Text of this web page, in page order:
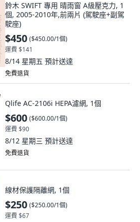
鈴木 SWIFT 專用 晴雨窗 A級壓克力, 1
個, 2005-2010年,前兩片 (駕駛座+副駕
駛座)
$450 ($450.00/1個)
運費 $141
8/14 星期五 預計送達
免費退貨
Qlife AC-2106i HEPA濾網, 1個
$600 ($600.00/1個)
運費 $90
8/12 星期三 預計送達
免費退貨
線材保護隔離網, 1個
$250 ($250.00/1個)
運費 $67